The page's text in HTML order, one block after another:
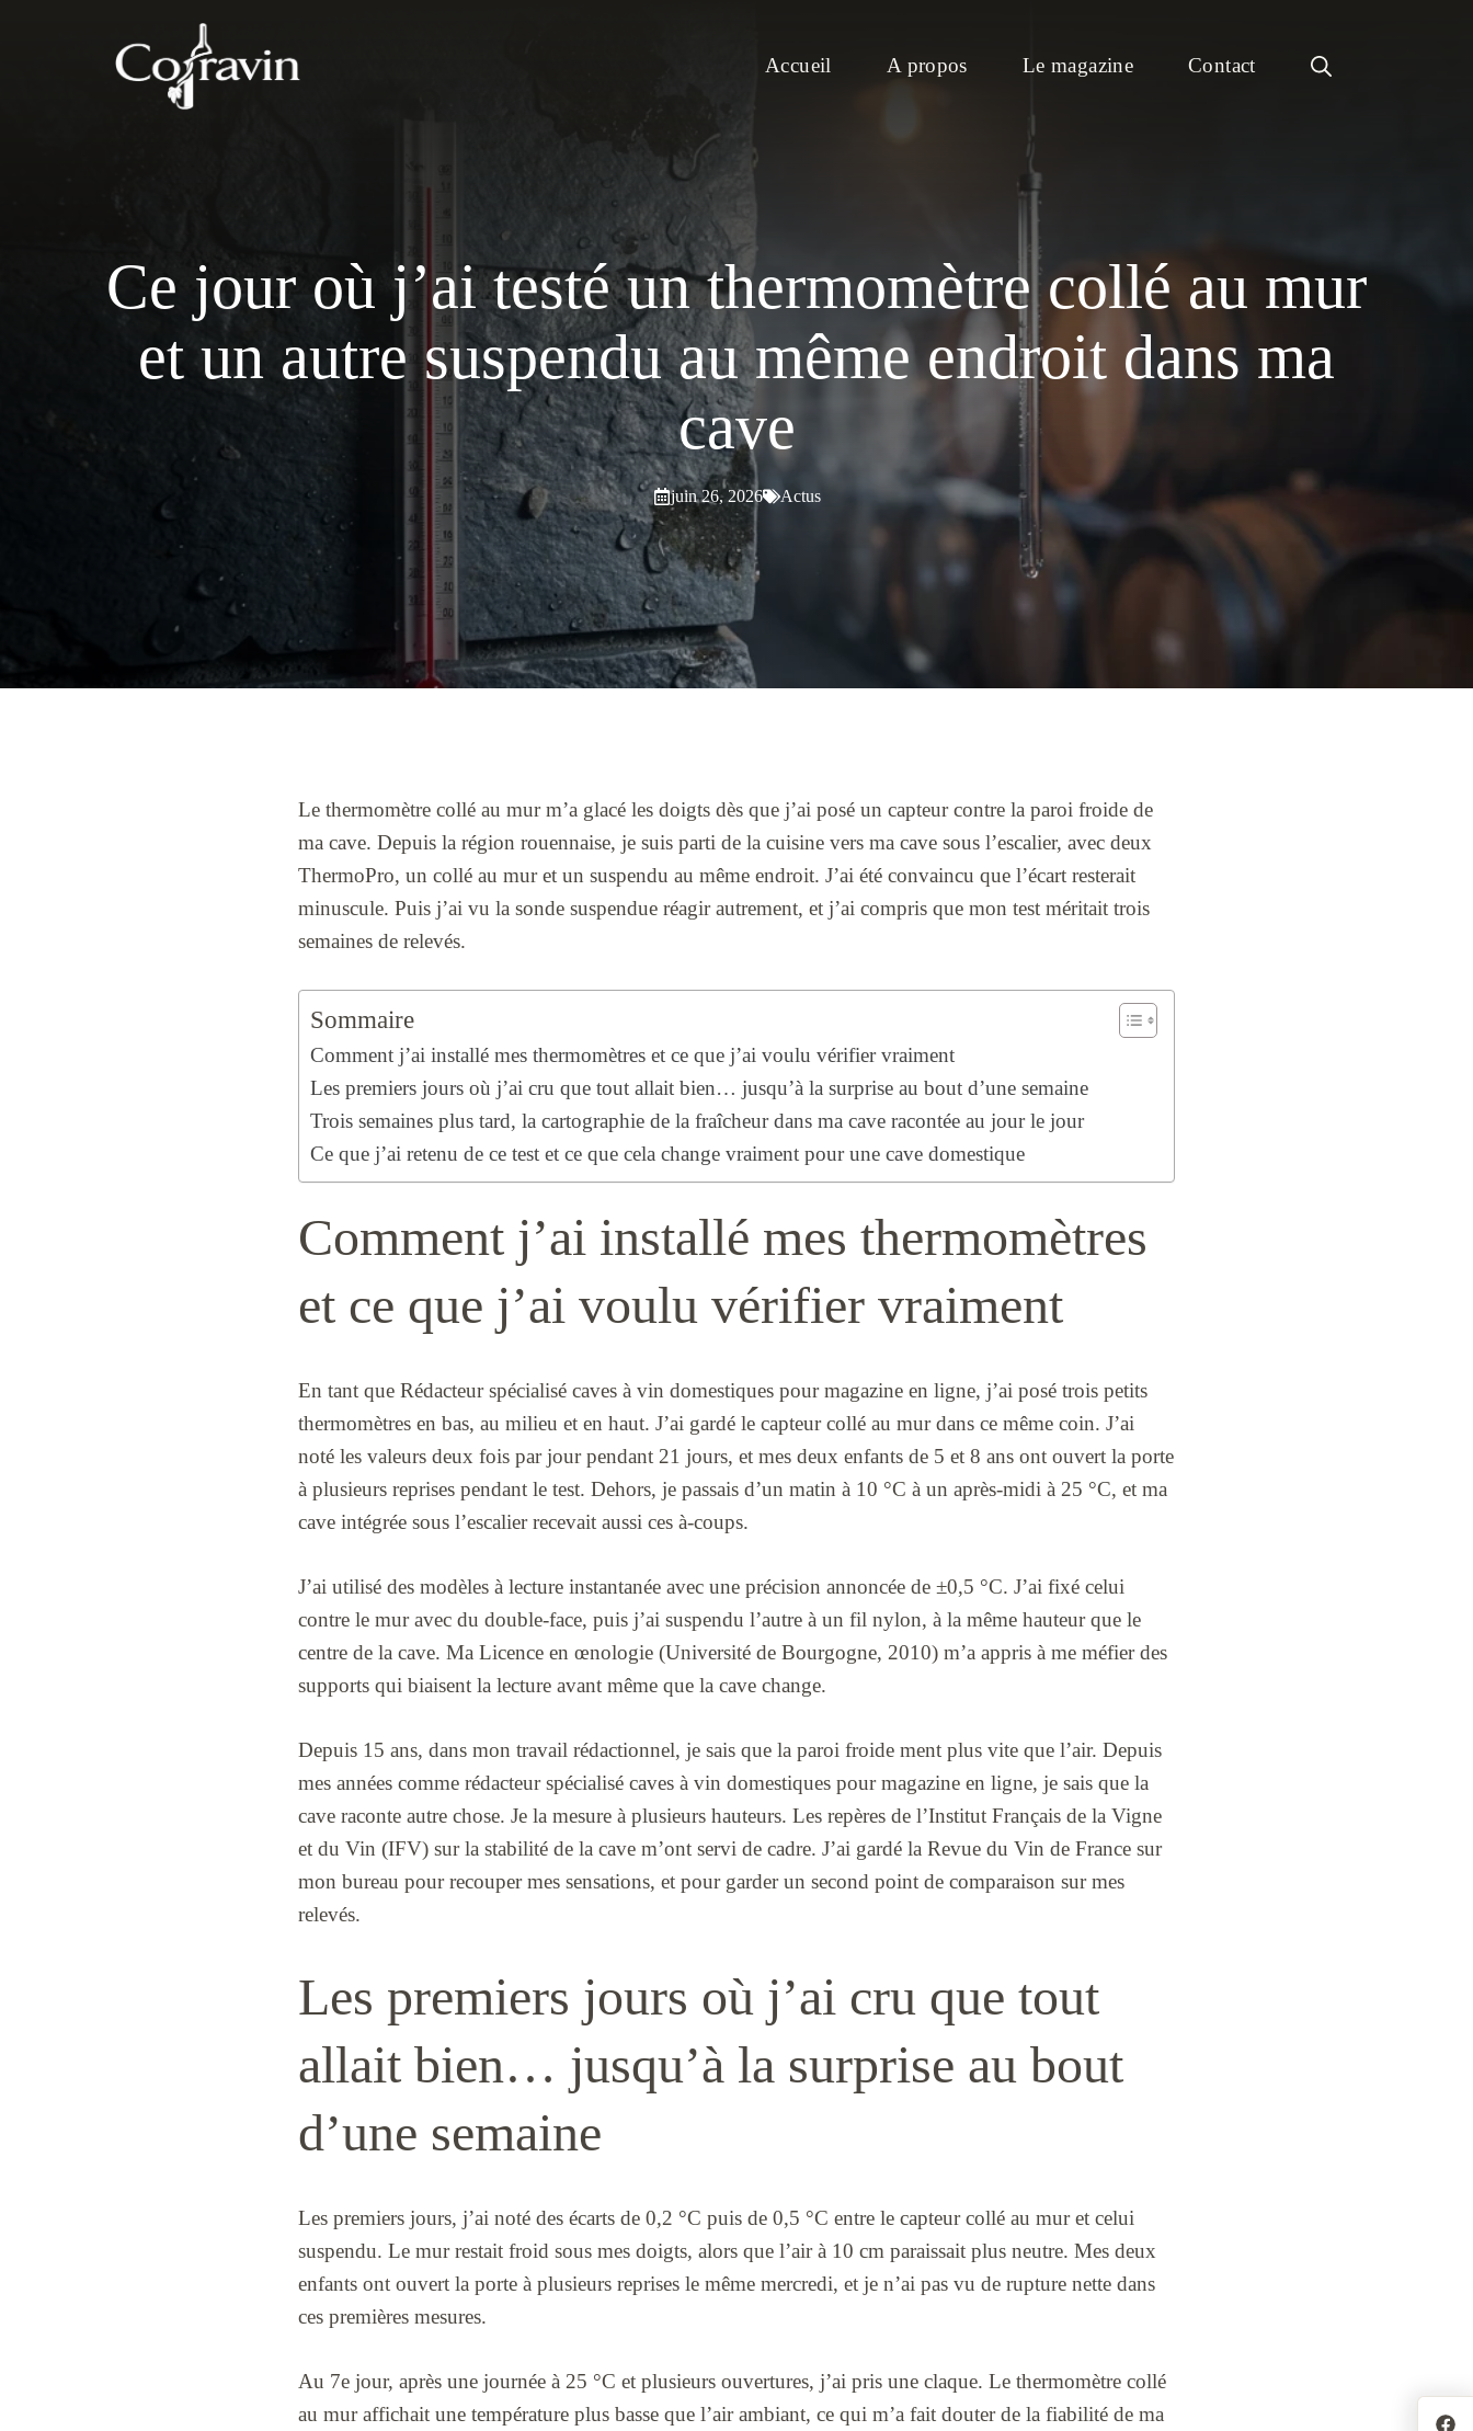
Accueil A propos Le magazine Contact
Ce jour où j’ai testé un thermomètre collé au mur
et un autre suspendu au même endroit dans ma
cave
juin 26, 2026 Actus
Le thermomètre collé au mur m’a glacé les doigts dès que j’ai posé un capteur contre la paroi froide de
ma cave. Depuis la région rouennaise, je suis parti de la cuisine vers ma cave sous l’escalier, avec deux
ThermoPro, un collé au mur et un suspendu au même endroit. J’ai été convaincu que l’écart resterait
minuscule. Puis j’ai vu la sonde suspendue réagir autrement, et j’ai compris que mon test méritait trois
semaines de relevés.
Sommaire
Comment j’ai installé mes thermomètres et ce que j’ai voulu vérifier vraiment
Les premiers jours où j’ai cru que tout allait bien… jusqu’à la surprise au bout d’une semaine
Trois semaines plus tard, la cartographie de la fraîcheur dans ma cave racontée au jour le jour
Ce que j’ai retenu de ce test et ce que cela change vraiment pour une cave domestique
Comment j’ai installé mes thermomètres
et ce que j’ai voulu vérifier vraiment
En tant que Rédacteur spécialisé caves à vin domestiques pour magazine en ligne, j’ai posé trois petits
thermomètres en bas, au milieu et en haut. J’ai gardé le capteur collé au mur dans ce même coin. J’ai
noté les valeurs deux fois par jour pendant 21 jours, et mes deux enfants de 5 et 8 ans ont ouvert la porte
à plusieurs reprises pendant le test. Dehors, je passais d’un matin à 10 °C à un après-midi à 25 °C, et ma
cave intégrée sous l’escalier recevait aussi ces à-coups.
J’ai utilisé des modèles à lecture instantanée avec une précision annoncée de ±0,5 °C. J’ai fixé celui
contre le mur avec du double-face, puis j’ai suspendu l’autre à un fil nylon, à la même hauteur que le
centre de la cave. Ma Licence en œnologie (Université de Bourgogne, 2010) m’a appris à me méfier des
supports qui biaisent la lecture avant même que la cave change.
Depuis 15 ans, dans mon travail rédactionnel, je sais que la paroi froide ment plus vite que l’air. Depuis
mes années comme rédacteur spécialisé caves à vin domestiques pour magazine en ligne, je sais que la
cave raconte autre chose. Je la mesure à plusieurs hauteurs. Les repères de l’Institut Français de la Vigne
et du Vin (IFV) sur la stabilité de la cave m’ont servi de cadre. J’ai gardé la Revue du Vin de France sur
mon bureau pour recouper mes sensations, et pour garder un second point de comparaison sur mes
relevés.
Les premiers jours où j’ai cru que tout
allait bien… jusqu’à la surprise au bout
d’une semaine
Les premiers jours, j’ai noté des écarts de 0,2 °C puis de 0,5 °C entre le capteur collé au mur et celui
suspendu. Le mur restait froid sous mes doigts, alors que l’air à 10 cm paraissait plus neutre. Mes deux
enfants ont ouvert la porte à plusieurs reprises le même mercredi, et je n’ai pas vu de rupture nette dans
ces premières mesures.
Au 7e jour, après une journée à 25 °C et plusieurs ouvertures, j’ai pris une claque. Le thermomètre collé
au mur affichait une température plus basse que l’air ambiant, ce qui m’a fait douter de la fiabilité de ma